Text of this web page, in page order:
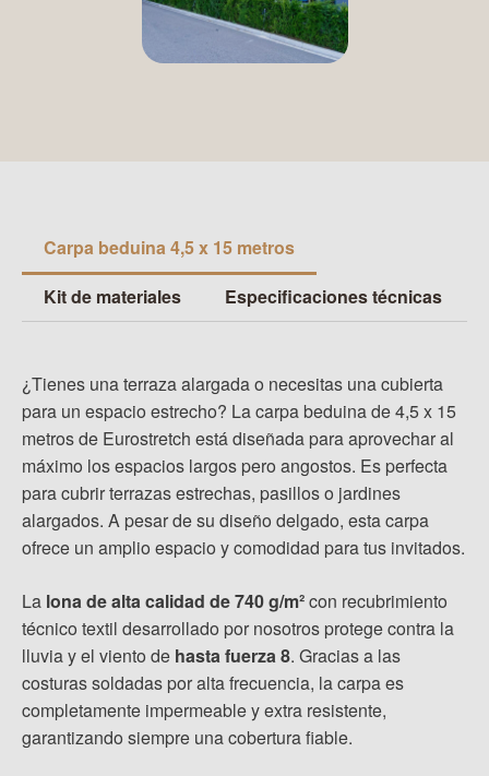
Carpa beduina 4,5 x 15 metros
Kit de materiales
Especificaciones técnicas
¿Tienes una terraza alargada o necesitas una cubierta
para un espacio estrecho? La carpa beduina de 4,5 x 15
metros de Eurostretch está diseñada para aprovechar al
máximo los espacios largos pero angostos. Es perfecta
para cubrir terrazas estrechas, pasillos o jardines
alargados. A pesar de su diseño delgado, esta carpa
ofrece un amplio espacio y comodidad para tus invitados.
La lona de alta calidad de 740 g/m²con recubrimiento
técnico textil desarrollado por nosotros protege contra la
lluvia y el viento de hasta fuerza 8. Gracias a las
costuras soldadas por alta frecuencia, la carpa es
completamente impermeable y extra resistente,
garantizando siempre una cobertura fiable.